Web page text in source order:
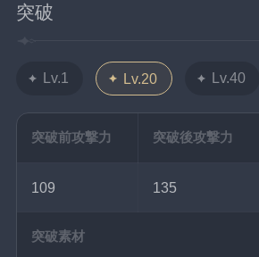
突破
Lv.1 Lv.20 Lv.40
突破前攻撃力 突破後攻撃力
109 135
突破素材